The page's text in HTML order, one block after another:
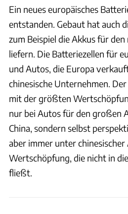
Ein neues europäisches
entstanden. Gebaut hat auch
zum Beispiel die Akkus für den
liefern. Die Batteriezellen für
und Autos, die Europa
chinesische Unternehmen.
mit der größten
nur bei Autos für den großen
China, sondern selbst
aber immer unter chinesischer
Wertschöpfung, die nicht in
fließt.